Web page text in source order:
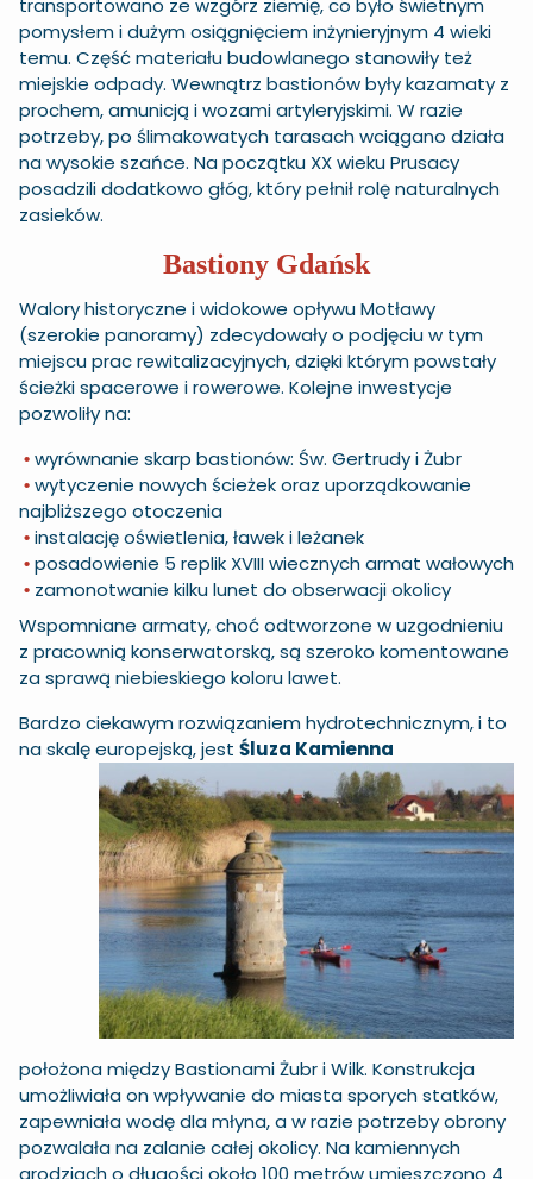
transportowano ze wzgórz ziemię, co było świetnym
pomysłem i dużym osiągnięciem inżynieryjnym 4 wieki
temu. Część materiału budowlanego stanowiły też
miejskie odpady. Wewnątrz bastionów były kazamaty z
prochem, amunicją i wozami artyleryjskimi. W razie
potrzeby, po ślimakowatych tarasach wciągano działa
na wysokie szańce. Na początku XX wieku Prusacy
posadzili dodatkowo głóg, który pełnił rolę naturalnych
zasieków.
Bastiony Gdańsk
Walory historyczne i widokowe opływu Motławy
(szerokie panoramy) zdecydowały o podjęciu w tym
miejscu prac rewitalizacyjnych, dzięki którym powstały
ścieżki spacerowe i rowerowe. Kolejne inwestycje
pozwoliły na:
• wyrównanie skarp bastionów: Św. Gertrudy i Żubr
• wytyczenie nowych ścieżek oraz uporządkowanie
najbliższego otoczenia
• instalację oświetlenia, ławek i leżanek
• posadowienie 5 replik XVIII wiecznych armat wałowych
• zamonotwanie kilku lunet do obserwacji okolicy
Wspomniane armaty, choć odtworzone w uzgodnieniu
z pracownią konserwatorską, są szeroko komentowane
za sprawą niebieskiego koloru lawet.
Bardzo ciekawym rozwiązaniem hydrotechnicznym, i to
na skalę europejską,jest Śluza Kamienna
położona między Bastionami Żubr i Wilk. Konstrukcja
umożliwiała on wpływanie do miasta sporych statków,
zapewniała wodę dla młyna, a w razie potrzeby obrony
pozwalała na zalanie całej okolicy. Na kamiennych
grodziach o długości około 100 metrów umieszczono 4